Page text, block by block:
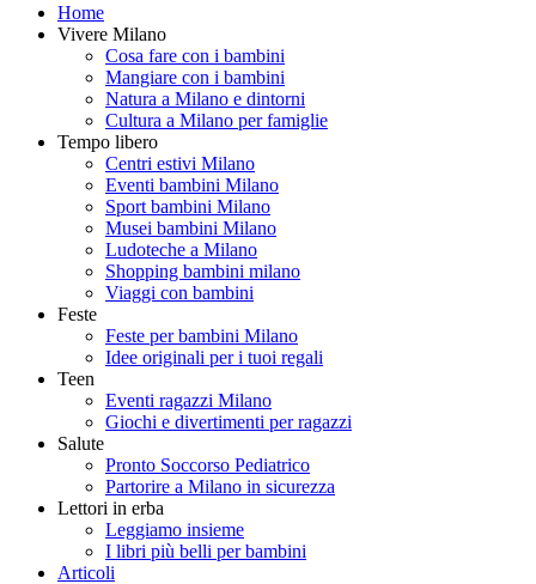
Home
Vivere Milano
Cosa fare con i bambini
Mangiare con i bambini
Natura a Milano e dintorni
Cultura a Milano per famiglie
Tempo libero
Centri estivi Milano
Eventi bambini Milano
Sport bambini Milano
Musei bambini Milano
Ludoteche a Milano
Shopping bambini milano
Viaggi con bambini
Feste
Feste per bambini Milano
Idee originali per i tuoi regali
Teen
Eventi ragazzi Milano
Giochi e divertimenti per ragazzi
Salute
Pronto Soccorso Pediatrico
Partorire a Milano in sicurezza
Lettori in erba
Leggiamo insieme
I libri più belli per bambini
Articoli